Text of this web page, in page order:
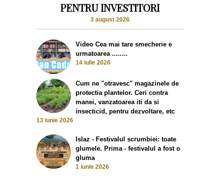
PENTRU INVESTITORI
3 august 2026
Video Cea mai tare smecherie e
urmatoarea ........
14 iulie 2026
Cum ne "otravesc" magazinele de
protectia plantelor. Ceri contra
manei, vanzatoarea iti da si
insecticid, pentru dezvoltare, etc
13 iunie 2026
Islaz - Festivalul scrumbiei: toate
glumele. Prima - festivalul a fost o
gluma
1 iunie 2026